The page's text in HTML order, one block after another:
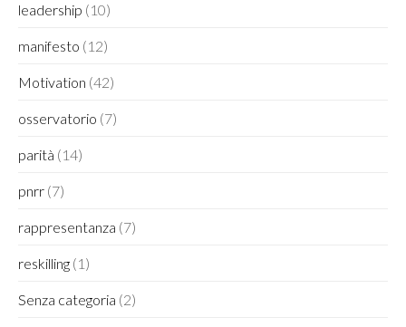
leadership (10)
manifesto (12)
Motivation (42)
osservatorio (7)
parità (14)
pnrr (7)
rappresentanza (7)
reskilling (1)
Senza categoria (2)